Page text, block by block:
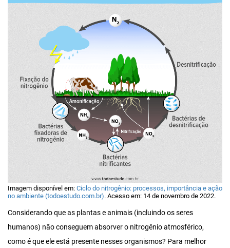
Imagem disponível em: Ciclo do nitrogênio: processos, importância e ação
no ambiente (todoestudo.com.br). Acesso em: 14 de novembro de 2022.
Considerando que as plantas e animais (incluindo os seres
humanos) não conseguem absorver o nitrogênio atmosférico,
como é que ele está presente nesses organismos? Para melhor